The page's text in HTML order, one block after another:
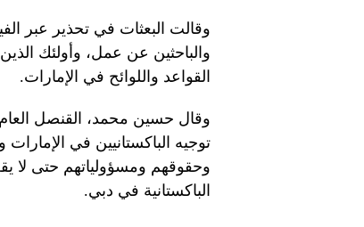
وقالت البعثات في تحذير عبر
والباحثين عن عمل، وأولئك
القواعد واللوائح في الإمارات.
وقال حسين محمد، القنصل العام
توجيه الباكستانيين في الإمارات
وحقوقهم ومسؤولياتهم حتى لا
الباكستانية في دبي.